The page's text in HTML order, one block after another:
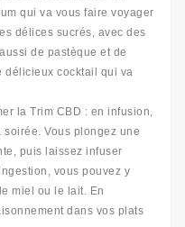
qui va vous faire voyager
délices sucrés, avec des
de pastèque et de
délicieux cocktail qui va
la Trim CBD : en infusion,
Vous plongez une
puis laissez infuser
vous pouvez y
miel ou le lait. En
dans vos plats